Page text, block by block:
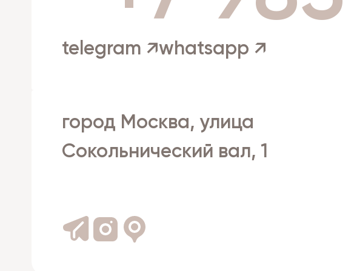
telegram ↗whatsapp ↗
город Москва, улица
Сокольнический вал, 1